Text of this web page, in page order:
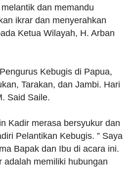
dan memandu
ikrar dan menyerahkan
Ketua Wilayah, H. Arban
Kebugis di Papua,
Tarakan, dan Jambi. Hari
Said Saile.
Kadir merasa bersyukur dan
Pelantikan Kebugis. ” Saya
Bapak dan Ibu di acara ini.
adalah memiliki hubungan